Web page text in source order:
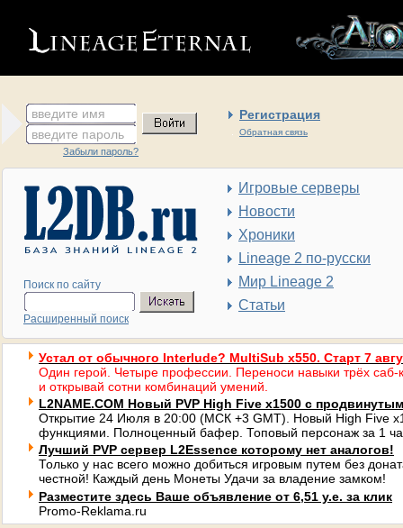
введите имя Регистрация
Обратная связь
введите пароль
Забыли пароль?
Поиск по сайту
Расширенный поиск
Игровые серверы
Новости
Хроники
Lineage 2 по-русски
Мир Lineage 2
Статьи
Устал от обычного Interlude? MultiSub x550. Старт 7
Один герой. Четыре профессии. Переноси навыки трёх саб-
и открывай сотни комбинаций умений.
L2NAME.COM Новый PVP High Five x1500 с
Открытие 24 Июля в 20:00 (МСК +3 GMT). Новый High Five
функциями. Полноценный бафер. Топовый персонаж за 1
Лучший PVP сервер L2Essence которому нет аналогов!
Только у нас всего можно добиться игровым путем без
честной! Каждый день Монеты Удачи за владение замком!
Разместите здесь Ваше объявление от 6,51 у.е. за клик
Promo-Reklama.ru